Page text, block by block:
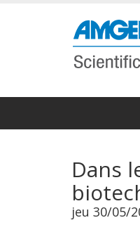
Dans
jeu 30/05/